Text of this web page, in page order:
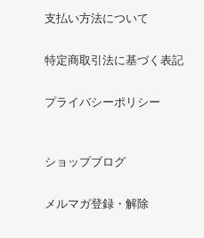
支払い方法について
特定商取引法に基づく表記
プライバシーポリシー
ショップブログ
メルマガ登録・解除